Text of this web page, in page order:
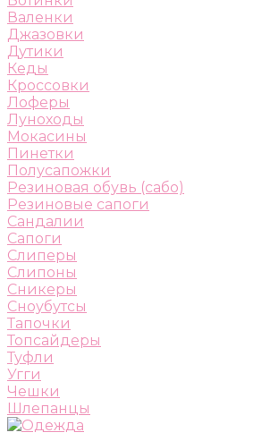
Валенки
Джазовки
Дутики
Кеды
Кроссовки
Лоферы
Луноходы
Мокасины
Пинетки
Полусапожки
Резиновая обувь (сабо)
Резиновые сапоги
Сандалии
Сапоги
Слиперы
Слипоны
Сникеры
Сноубутсы
Тапочки
Топсайдеры
Туфли
Угги
Чешки
Шлепанцы